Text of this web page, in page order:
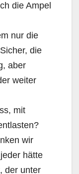
die Ampel
nur die
die
aber
weiter
mit
wir
hätte
der unter